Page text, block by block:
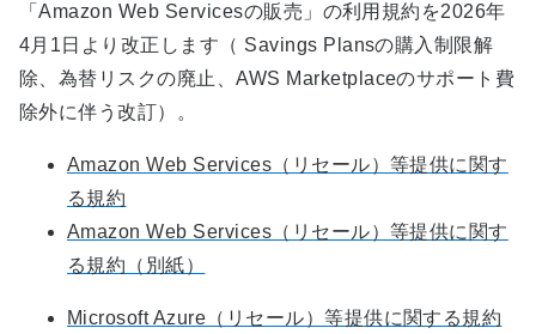
「Amazon Web Servicesの販売」の利用規約を2026年
4月1日より改正します（ Savings Plansの購入制限解
除、為替リスクの廃止、AWS Marketplaceのサポート費
除外に伴う改訂）。
Amazon Web Services（リセール）等提供に関す
る規約
Amazon Web Services（リセール）等提供に関す
る規約（別紙）
Microsoft Azure（リセール）等提供に関する規約